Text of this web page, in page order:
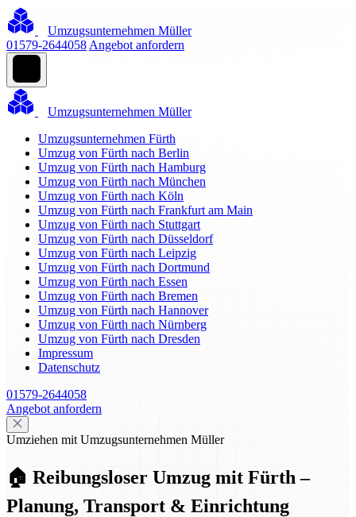
Umzugsunternehmen Müller
01579-2644058 Angebot anfordern
Umzugsunternehmen Müller
Umzugsunternehmen Fürth
Umzug von Fürth nach Berlin
Umzug von Fürth nach Hamburg
Umzug von Fürth nach München
Umzug von Fürth nach Köln
Umzug von Fürth nach Frankfurt am Main
Umzug von Fürth nach Stuttgart
Umzug von Fürth nach Düsseldorf
Umzug von Fürth nach Leipzig
Umzug von Fürth nach Dortmund
Umzug von Fürth nach Essen
Umzug von Fürth nach Bremen
Umzug von Fürth nach Hannover
Umzug von Fürth nach Nürnberg
Umzug von Fürth nach Dresden
Impressum
Datenschutz
01579-2644058
Angebot anfordern
Umziehen mit Umzugsunternehmen Müller
🏠 Reibungsloser Umzug mit Fürth –
Planung, Transport & Einrichtung